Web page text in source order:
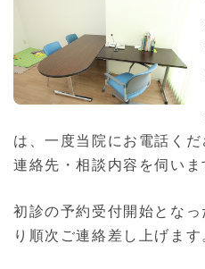
は、一度当院にお電話くだ
連絡先・相談内容を伺いま
初診の予約受付開始とな
り順次ご連絡差し上げます